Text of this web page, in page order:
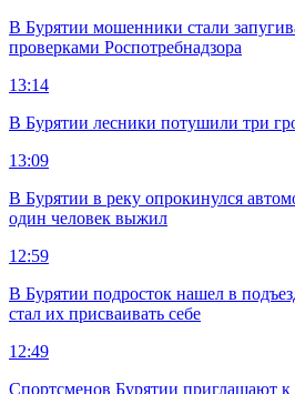
В Бурятии мошенники стали
проверками Роспотребнадзора
13:14
В Бурятии лесники потушили три
13:09
В Бурятии в реку опрокинулся
один человек выжил
12:59
В Бурятии подросток нашел в
стал их присваивать себе
12:49
Спортсменов Бурятии приглашают к